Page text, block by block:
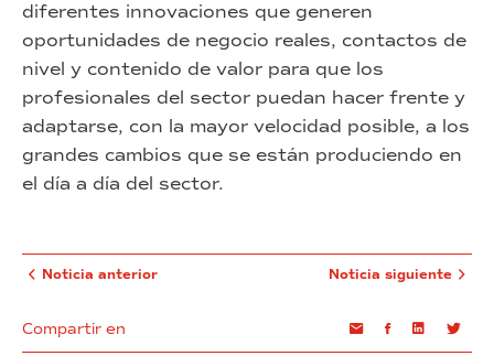
diferentes innovaciones que generen
oportunidades de negocio reales, contactos de
nivel y contenido de valor para que los
profesionales del sector puedan hacer frente y
adaptarse, con la mayor velocidad posible, a los
grandes cambios que se están produciendo en
el día a día del sector.
Noticia anterior
Compartir en EmailFacebookLinkedin
Noticia siguiente